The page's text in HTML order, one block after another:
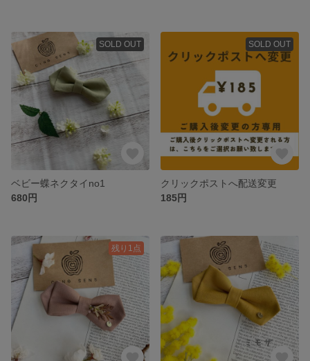
SOLD OUT
ベビー蝶ネクタイno1
680円
SOLD OUT
クリックポストへ配送変更
185円
残り1点